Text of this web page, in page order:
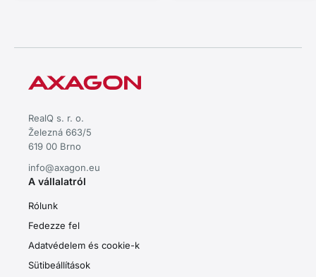
RealQ s. r. o.
Železná 663/5
619 00 Brno
info@axagon.eu
A vállalatról
Rólunk
Fedezze fel
Adatvédelem és cookie-k
Sütibeállítások